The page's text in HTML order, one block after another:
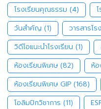
โรงเรียนคุณธรรม (4)
วันสำคัญ (1) วารสารโร
วิดีโอแนะนำโรงเรียน (1)
ห้องเรียนพิเศษ (82) ห้อ
ห้องเรียนพิเศษ GIP (168)
โอลิมปิกวิชาการ (11)